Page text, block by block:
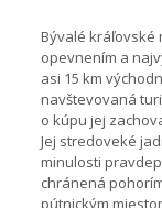
Bývalé kráľovské
opevnením a
asi 15 km
navštevovaná
o kúpu jej
Jej stredoveké
minulosti
chránená
pútnickým